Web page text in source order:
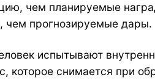
чем планируемые
чем прогнозируемые дары.
испытывают
снимается при